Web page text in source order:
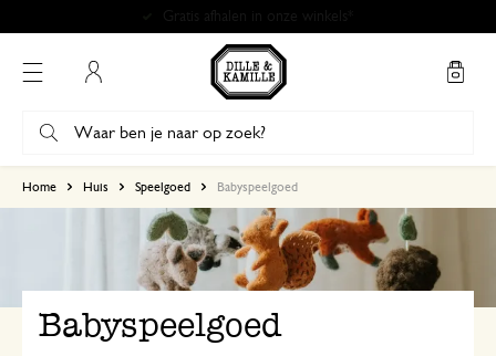
Home Huis Speelgoed Babyspeelgoed
Babyspeelgoed